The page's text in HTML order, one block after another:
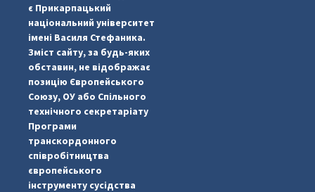
#PipIvanToday
pimrec_project
є Прикарпацький
національний університет
імені Василя Стефаника.
Зміст сайту, за будь-яких
обставин, не відображає
позицію Європейського
Союзу, ОУ або Спільного
технічного секретаріату
Програми
транскордонного
співробітництва
європейського
інструменту сусідства